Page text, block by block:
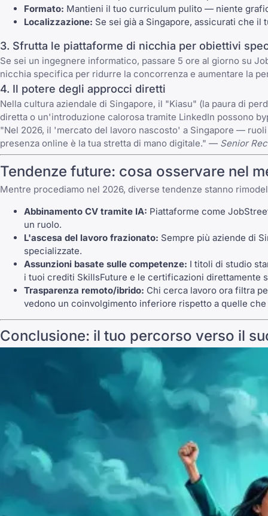
Formato: Mantieni il tuo curriculum pulito — niente
Localizzazione: Se sei già a Singapore, assicurati che
3. Sfrutta le piattaforme di nicchia per obiettivi
Se sei un ingegnere informatico, passare 5 ore al giorno su
nicchia specifica per ridurre la concorrenza e aumentare la
4. Il potere degli approcci diretti
Nella cultura aziendale di Singapore, il "Kiasu" (la paura di
diretta o un'introduzione calorosa tramite LinkedIn possono
"Nel 2026, il 'mercato del lavoro nascosto' a Singapore —
presenza online è la tua stretta di mano digitale." — Senior
Tendenze future: cosa osservare nel
Mentre procediamo nel 2026, diverse tendenze stanno
Abbinamento CV tramite IA: Piattaforme come
un ruolo.
L'ascesa del lavoro frazionato: Sempre più aziende di
specializzate.
Assunzioni basate sulle competenze: I titoli di studio
i tuoi crediti SkillsFuture e le certificazioni direttamente
Trasparenza remoto/ibrido: Chi cerca lavoro ora filtra
vedono un coinvolgimento inferiore rispetto a quelle
Conclusione: il tuo percorso verso il